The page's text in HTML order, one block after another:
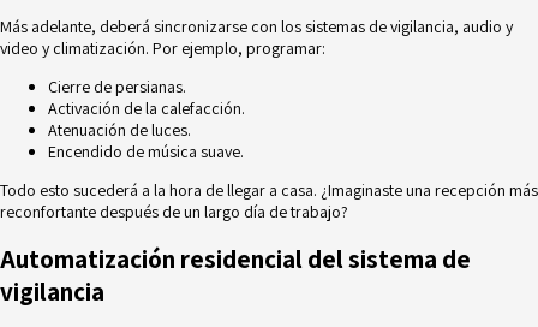
Más adelante, deberá sincronizarse con los sistemas de vigilancia, audio y
video y climatización. Por ejemplo, programar:
Cierre de persianas.
Activación de la calefacción.
Atenuación de luces.
Encendido de música suave.
Todo esto sucederá a la hora de llegar a casa. ¿Imaginaste una recepción más
reconfortante después de un largo día de trabajo?
Automatización residencial del sistema de
vigilancia